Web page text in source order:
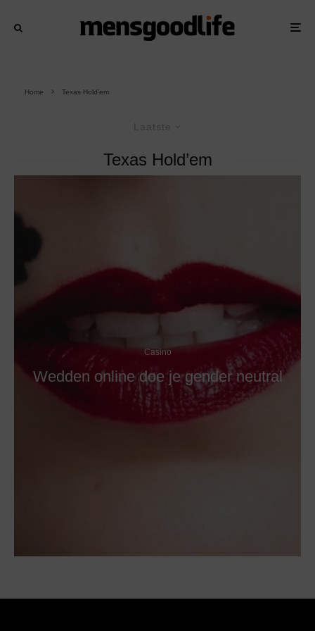
Home Texas Hold’em
Laatste
Texas Hold’em
Casino
Wedden online doe je gender neutral